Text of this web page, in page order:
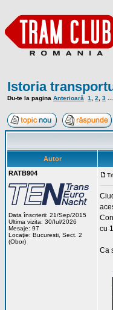
Istoria
Du-te la pagina Anterioară 1 2 3
Autor
RATB904
Data înscrierii: 21/Sep/2015
Ultima vizita: 30/Iul/2026
Mesaje: 97
Locaţie: Bucuresti, Sect. 2
(Obor)
cu
Ca